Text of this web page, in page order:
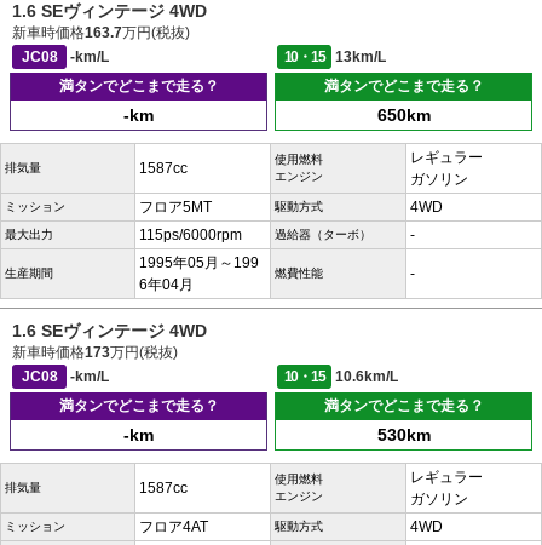
1.6 SEヴィンテージ 4WD
新車時価格163.7万円(税抜)
JC08
-km/L 10・15
13km/L
満タンでどこまで走る？
-km
満タンでどこまで走る？
650km
排気量 1587cc
使用燃料
エンジン
レギュラー
ガソリン
ミッション フロア5MT 駆動方式 4WD
最大出力 115ps/6000rpm 過給器（ターボ） -
生産期間
1995年05月～199
6年04月
燃費性能 -
1.6 SEヴィンテージ 4WD
新車時価格173万円(税抜)
JC08
-km/L 10・15
10.6km/L
満タンでどこまで走る？
-km
満タンでどこまで走る？
530km
排気量 1587cc
使用燃料
エンジン
レギュラー
ガソリン
ミッション フロア4AT 駆動方式 4WD